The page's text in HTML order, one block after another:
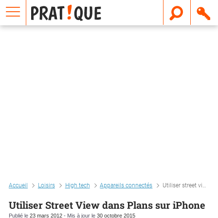
Accueil Loisirs High tech Appareils connectés Utiliser street view dans plans sur iphone
Utiliser Street View dans Plans sur iPhone
Publié le 23 mars 2012 - Mis à jour le 30 octobre 2015
E
m
a